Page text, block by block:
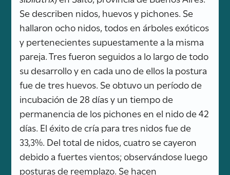
Se describen nidos, huevos y pichones. Se
hallaron ocho nidos, todos en árboles exóticos
y pertenecientes supuestamente a la misma
pareja. Tres fueron seguidos a lo largo de todo
su desarrollo y en cada uno de ellos la postura
fue de tres huevos. Se obtuvo un período de
incubación de 28 días y un tiempo de
permanencia de los pichones en el nido de 42
días. El éxito de cría para tres nidos fue de
33,3%. Del total de nidos, cuatro se cayeron
debido a fuertes vientos; observándose luego
posturas de reemplazo. Se hacen